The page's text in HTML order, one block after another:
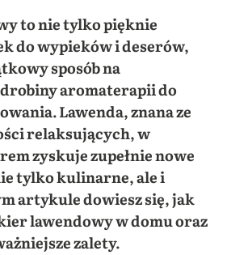
to nie tylko pięknie
do wypieków i deserów,
sposób na
aromaterapii do
Lawenda, znana ze
relaksujących, w
zyskuje zupełnie nowe
tylko kulinarne, ale i
artykule dowiesz się, jak
lawendowy w domu oraz
zalety.